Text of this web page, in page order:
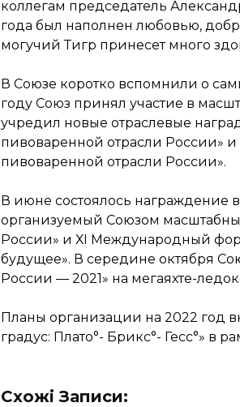
коллегам председатель
года был наполнен любовью,
могучий Тигр принесет много
В Союзе коротко вспомнили о
году Союз принял участие в
учредил новые отраслевые
пивоваренной отрасли России» и
пивоваренной отрасли России».
В июне состоялось награждение
организуемый Союзом
России» и ХI Международный
будущее». В середине октября
России — 2021» на мегаяхте-
Планы организации на 2022 год
градус: Плато°- Брикс°- Гесс°» в
Схожі Записи: